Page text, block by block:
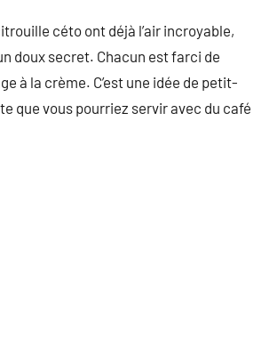
céto ont déjà l’air incroyable,
doux secret. Chacun est farci de
à la crème. C’est une idée de petit-
que vous pourriez servir avec du café